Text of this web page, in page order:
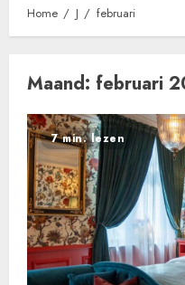
Home J februari
Maand: februari
7 min. lezen